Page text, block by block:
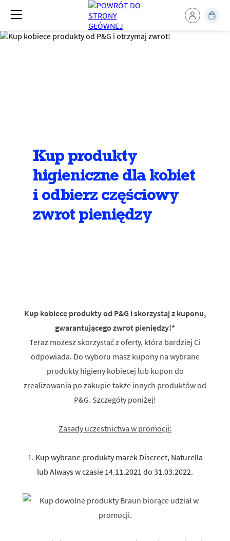
Kup produkty
higieniczne dla kobiet
i odbierz częściowy
zwrot pieniędzy
Kup kobiece produkty od P&G i skorzystaj z kuponu,
gwarantującego zwrot pieniędzy!*
Teraz możesz skorzystać z oferty, która bardziej Ci
odpowiada. Do wyboru masz kupony na wybrane
produkty higieny kobiecej lub kupon do
zrealizowania po zakupie także innych produktów od
P&G. Szczegóły poniżej!
Zasady uczestnictwa w promocji:
1. Kup wybrane produkty marek Discreet, Naturella
lub Always w czasie 14.11.2021 do 31.03.2022.